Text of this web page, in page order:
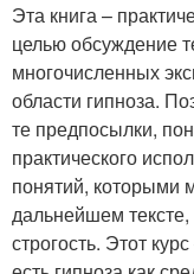
Эта книга –
целью обсуждение
многочисленных
области гипноза.
те предпосылки,
практического
понятий, которыми
дальнейшем
строгость. Этот